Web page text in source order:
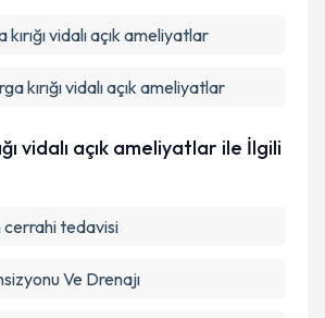
vidalı açık ameliyatlar
kırığı vidalı açık ameliyatlar
vidalı açık ameliyatlar ile İlgili
cerrahi tedavisi
Ve Drenajı